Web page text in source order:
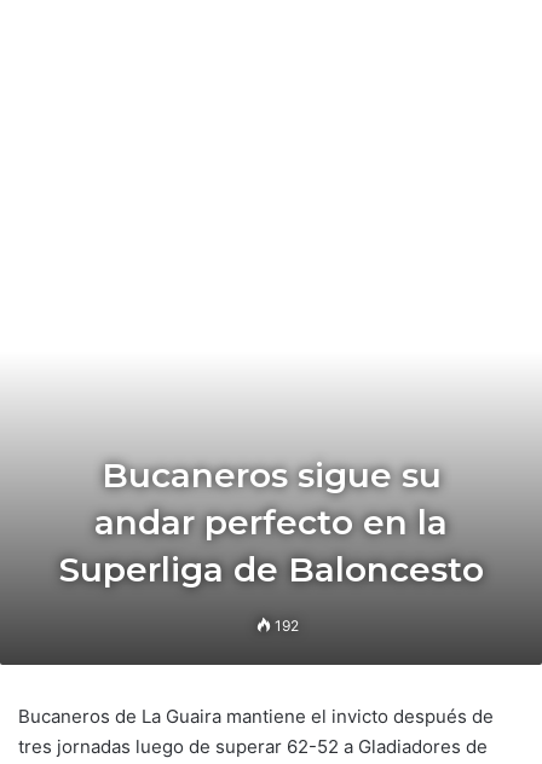
Bucaneros sigue su
andar perfecto en la
Superliga de Baloncesto
192
Bucaneros de La Guaira mantiene el invicto después de
tres jornadas luego de superar 62-52 a Gladiadores de